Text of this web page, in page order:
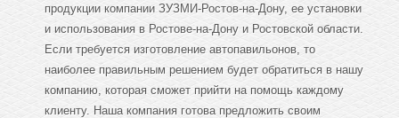
продукции компании ЗУЗМИ-Ростов-на-Дону, ее установки
и использования в Ростове-на-Дону и Ростовской области.
Если требуется изготовление автопавильонов, то
наиболее правильным решением будет обратиться в нашу
компанию, которая сможет прийти на помощь каждому
клиенту. Наша компания готова предложить своим